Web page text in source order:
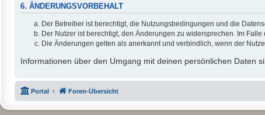
6. ÄNDERUNGSVORBEHALT
Der Betreiber ist berechtigt, die Nutzungsbedingungen und die
Der Nutzer ist berechtigt, den Änderungen zu widersprechen. Im
Die Änderungen gelten als anerkannt und verbindlich, wenn der
Informationen über den Umgang mit deinen persönlichen Daten
Portal Foren-Übersicht